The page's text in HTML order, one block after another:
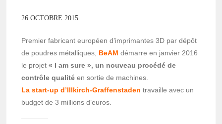
26 OCTOBRE 2015
Premier fabricant européen d’imprimantes 3D par dépôt
de poudres métalliques, BeAM démarre en janvier 2016
le projet« I am sure », un nouveau procédé de
contrôle qualité en sortie de machines.
La start-up d’Illkirch-Graffenstaden travaille avec un
budget de 3 millions d’euros.